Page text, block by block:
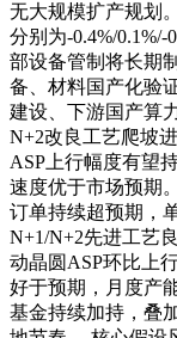
无大规模扩产规划
分别为-0.4%/
部设备管制将长期
备、材料国产化验
建设、下游国产算
N+2改良工艺爬坡
ASP上行幅度有望
速度优于市场预期
订单持续超预期，
N+1/N+2先进工艺
动晶圆ASP环比上
好于预期，月度产
基金持续加持，叠